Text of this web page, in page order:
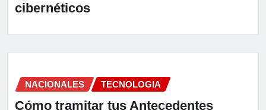
cibernéticos
NACIONALES TECNOLOGIA
Cómo tramitar tus Antecedentes